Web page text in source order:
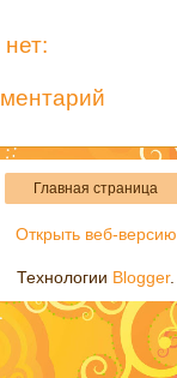
Главная страница
Открыть веб-версию
Технологии Blogger.